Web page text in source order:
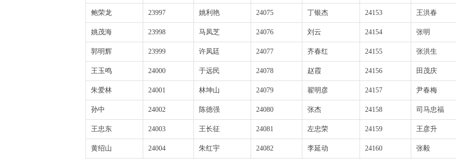
鲍荣龙 23997 姚利艳 24075 丁银杰 24153 王洪春
姚茂海 23998 马凤芝 24076 刘云 24154 张明
郭明辉 23999 许凤廷 24077 齐春红 24155 张洪生
王玉鸣 24000 于远民 24078 赵霞 24156 田茂庆
朱爱林 24001 林坤山 24079 翟明彦 24157 尹春梅
孙中 24002 陈德强 24080 张杰 24158 司马忠福
王忠东 24003 王长征 24081 左忠荣 24159 王彦升
黄绍山 24004 朱红宇 24082 李延动 24160 张毅